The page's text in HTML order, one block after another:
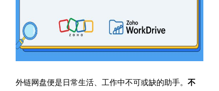
外链网盘便是日常生活、工作中不可或缺的助手。不